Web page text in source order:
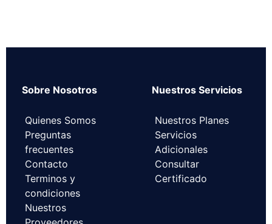
Sobre Nosotros
Quienes Somos
Preguntas
frecuentes
Contacto
Terminos y
condiciones
Nuestros
Nuestros Servicios
Nuestros Planes
Servicios
Adicionales
Consultar
Certificado